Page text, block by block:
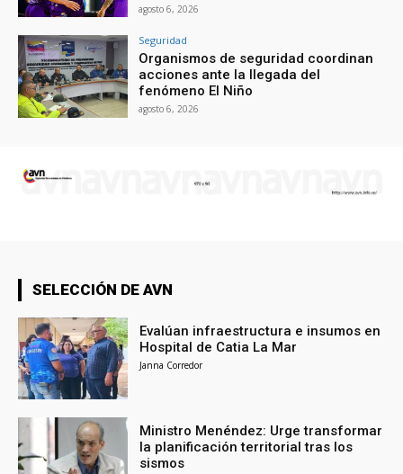
agosto 6, 2026
Seguridad
Organismos de seguridad coordinan
acciones ante la llegada del
fenómeno El Niño
agosto 6, 2026
SELECCIÓN DE AVN
Evalúan infraestructura e insumos en
Hospital de Catia La Mar
Janna Corredor
Ministro Menéndez: Urge transformar
la planificación territorial tras los
sismos